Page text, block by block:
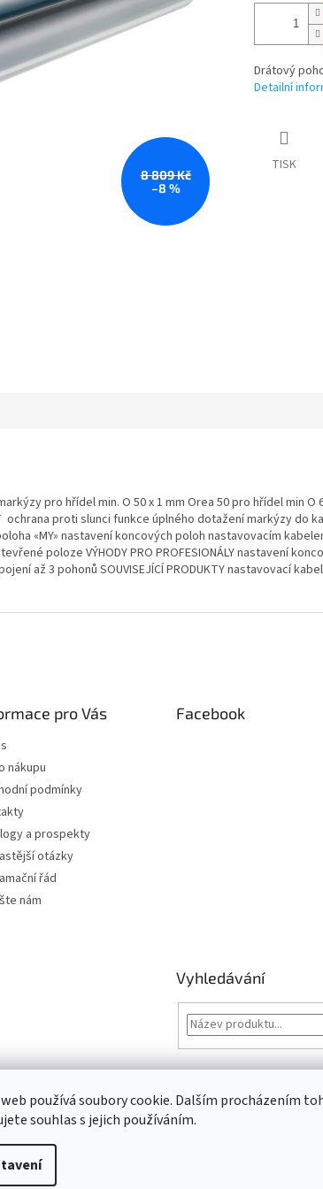
používá soubory cookie. Dalším procházením
souhlas s jejich používáním.
8 809 Kč
–8 %
Drátový
Detailní
TISK
pro hřídel min. O 50 x 1 mm Orea 50 pro hřídel min O
ochrana proti slunci funkce úplného dotažení markýzy do
«MY» nastavení koncových poloh nastavovacím
poloze VÝHODY PRO PROFESIONÁLY nastavení
až 3 pohonů SOUVISEJÍCÍ PRODUKTY nastavovací
pro Vás
nákupu
podmínky
a prospekty
otázky
řád
nám
Facebook
Vyhledávání
Somfy.cz Kontakt